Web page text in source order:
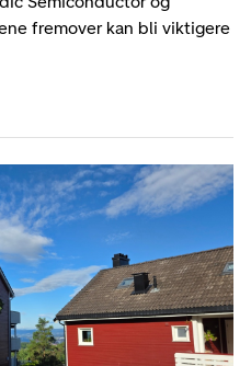
fremover kan bli viktigere